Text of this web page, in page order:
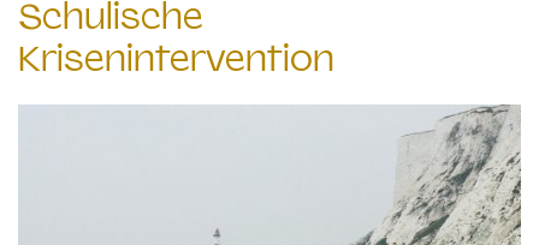
Schulische
Krisenintervention